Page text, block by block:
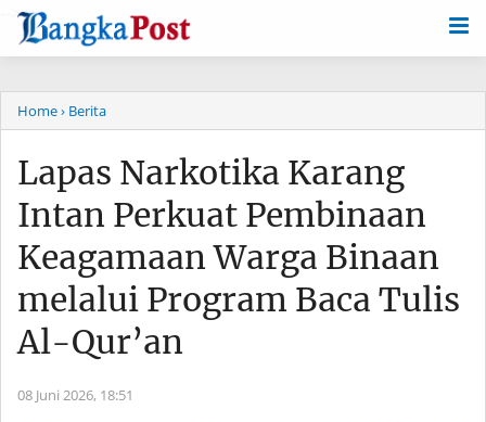
-->
Home› Berita
Lapas Narkotika Karang
Intan Perkuat Pembinaan
Keagamaan Warga Binaan
melalui Program Baca Tulis
Al-Qur’an
08 Juni 2026, 18:51